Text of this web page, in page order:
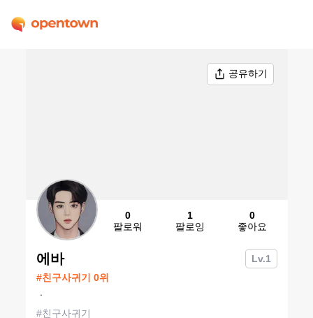
공유하기
0
팔로워
1
팔로잉
0
좋아요
에바 Lv.1
#친구사귀기 0위
ㆍ
#친구사귀기